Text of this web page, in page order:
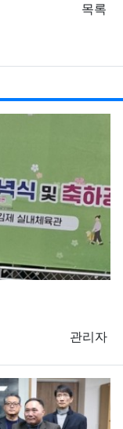
목록
등록자
관리자